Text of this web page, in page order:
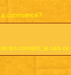
commencé?
tes conseils, je sais ce